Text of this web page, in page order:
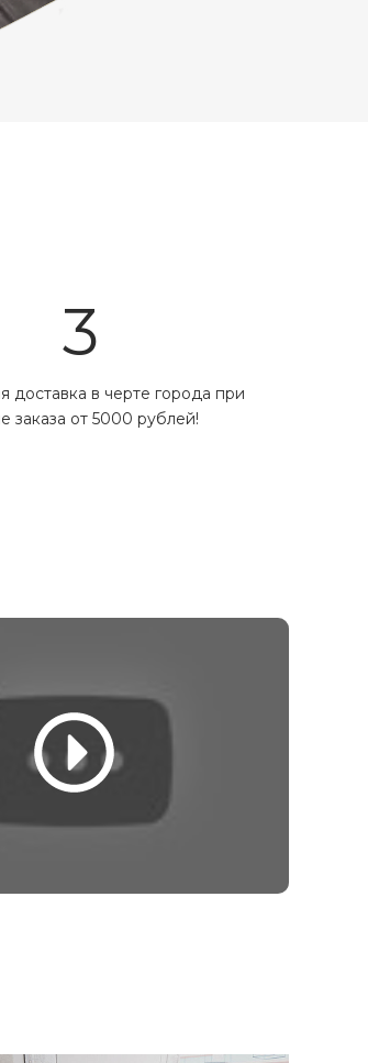
3
доставка в черте города при
заказа от 5000 рублей!